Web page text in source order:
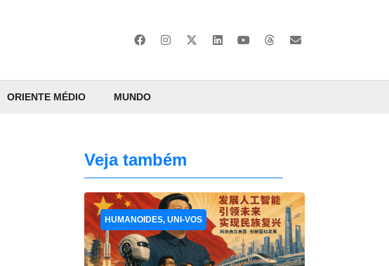
ORIENTE MÉDIO MUNDO
Veja também
HUMANOIDES, UNI-VOS